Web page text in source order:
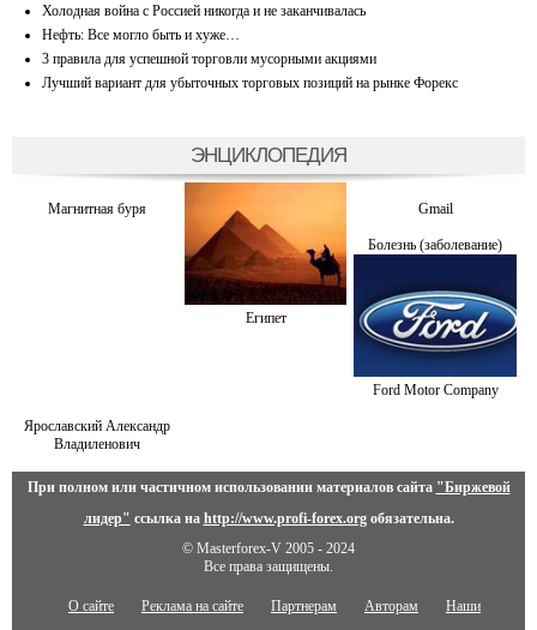
Холодная война с Россией никогда и не заканчивалась
Нефть: Все могло быть и хуже…
3 правила для успешной торговли мусорными акциями
Лучший вариант для убыточных торговых позиций на рынке Форекс
ЭНЦИКЛОПЕДИЯ
Магнитная буря
Египет
Gmail
Болезнь (заболевание)
Ford Motor Company
Ярославский Александр
Владиленович
При полном или частичном использовании материалов сайта "Биржевой
лидер" ссылка на http://www.profi-forex.orgобязательна.
© Masterforex-V 2005 - 2024
Все права защищены.
О сайте Реклама на сайте Партнерам Авторам Наши